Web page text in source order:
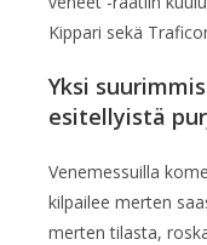
Kippari sekä
Yksi
esitellyistä
Venemessuilla
kilpailee merten
merten tilasta,